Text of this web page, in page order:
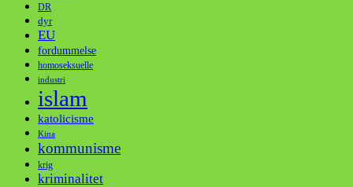
DR
dyr
EU
fordummelse
homoseksuelle
industri
islam
katolicisme
Kina
kommunisme
krig
kriminalitet